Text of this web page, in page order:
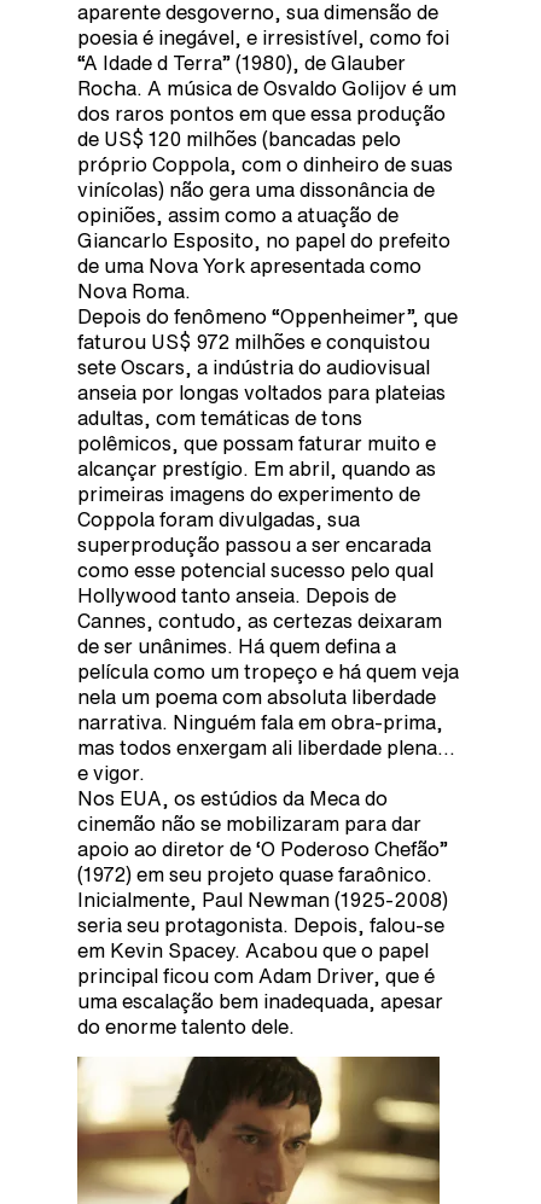
aparente desgoverno, sua dimensão de
poesia é inegável, e irresistível, como foi
“A Idade d Terra” (1980), de Glauber
Rocha. A música de Osvaldo Golijov é um
dos raros pontos em que essa produção
de US$ 120 milhões (bancadas pelo
próprio Coppola, com o dinheiro de suas
vinícolas) não gera uma dissonância de
opiniões, assim como a atuação de
Giancarlo Esposito, no papel do prefeito
de uma Nova York apresentada como
Nova Roma.
Depois do fenômeno “Oppenheimer”, que
faturou US$ 972 milhões e conquistou
sete Oscars, a indústria do audiovisual
anseia por longas voltados para plateias
adultas, com temáticas de tons
polêmicos, que possam faturar muito e
alcançar prestígio. Em abril, quando as
primeiras imagens do experimento de
Coppola foram divulgadas, sua
superprodução passou a ser encarada
como esse potencial sucesso pelo qual
Hollywood tanto anseia. Depois de
Cannes, contudo, as certezas deixaram
de ser unânimes. Há quem defina a
película como um tropeço e há quem veja
nela um poema com absoluta liberdade
narrativa. Ninguém fala em obra-prima,
mas todos enxergam ali liberdade plena…
e vigor.
Nos EUA, os estúdios da Meca do
cinemão não se mobilizaram para dar
apoio ao diretor de ‘O Poderoso Chefão”
(1972) em seu projeto quase faraônico.
Inicialmente, Paul Newman (1925-2008)
seria seu protagonista. Depois, falou-se
em Kevin Spacey. Acabou que o papel
principal ficou com Adam Driver, que é
uma escalação bem inadequada, apesar
do enorme talento dele.